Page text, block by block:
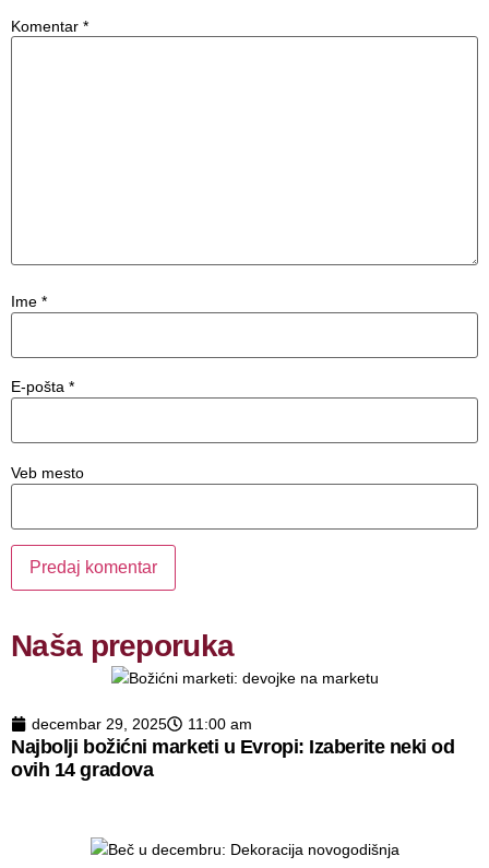
Komentar *
Ime *
E-pošta *
Veb mesto
Naša preporuka
decembar 29, 2025 11:00 am
Najbolji božićni marketi u Evropi: Izaberite neki od
ovih 14 gradova